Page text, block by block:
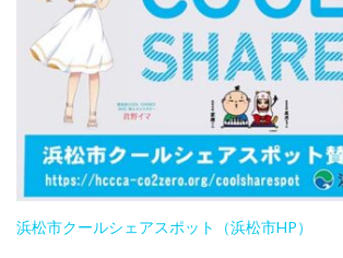
浜松市クールシェアスポット（浜松市HP）